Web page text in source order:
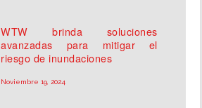
WTW brinda soluciones
avanzadas para mitigar el
riesgo de inundaciones
Noviembre 19, 2024